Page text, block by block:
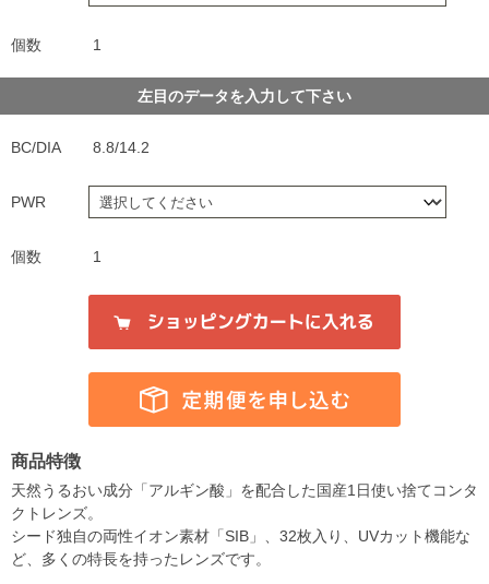
個数 1
左目のデータを入力して下さい
BC/DIA 8.8/14.2
PWR
個数 1
商品特徴
天然うるおい成分「アルギン酸」を配合した国産1日使い捨てコンタ
クトレンズ。
シード独自の両性イオン素材「SIB」、32枚入り、UVカット機能な
ど、多くの特長を持ったレンズです。